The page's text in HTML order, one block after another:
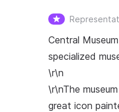
Central
specialized
\r\n
\r\nThe
great icon